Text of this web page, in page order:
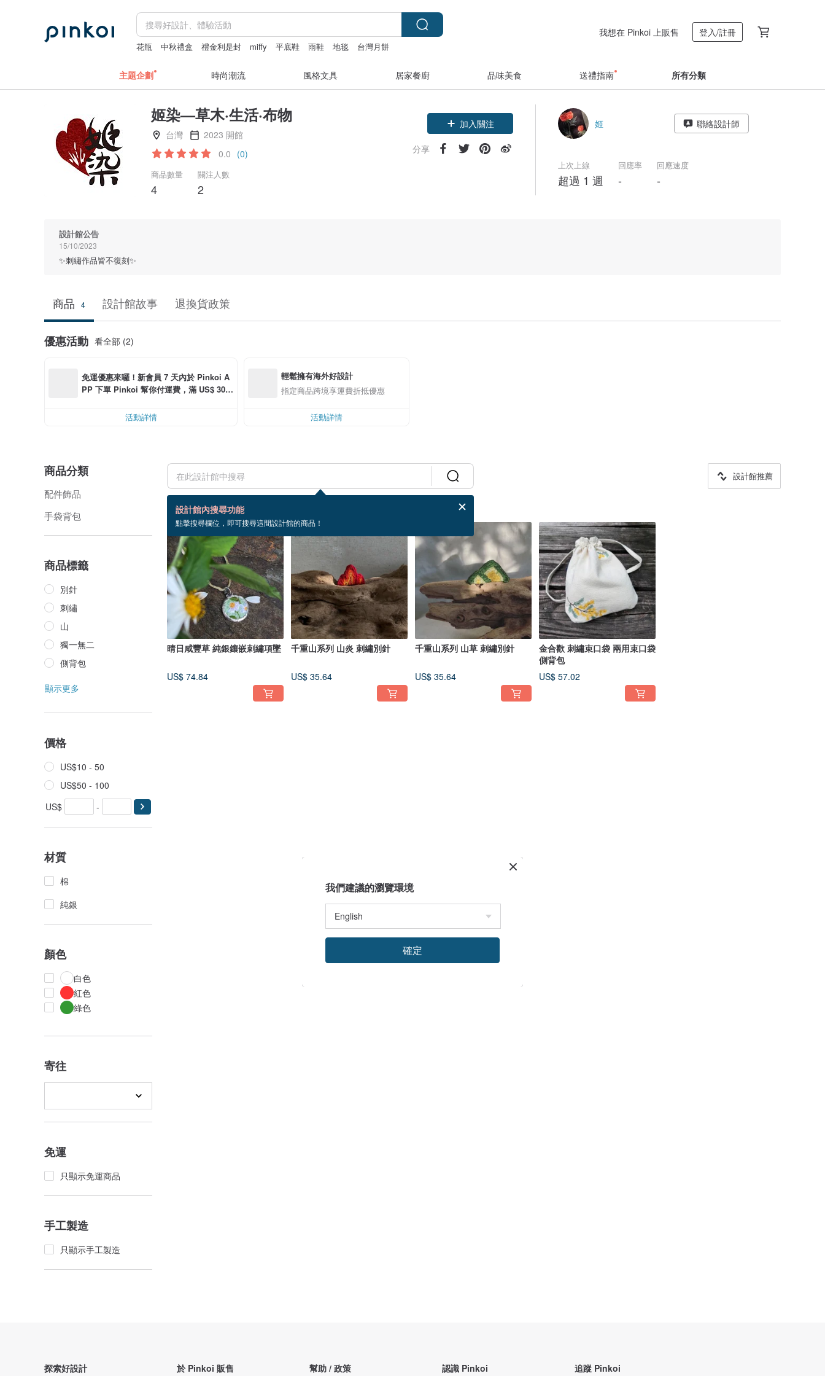
花瓶 中秋禮盒 禮金利是封 miffy 平底鞋 雨鞋 地毯 台灣月餅
我想在 Pinkoi 上販售 登入/註冊
主題企劃 時尚潮流 風格文具 居家餐廚 品味美食 送禮指南 所有分類
姬染—草木·生活·布物
台灣
2023 開館
0.0 (0)
商品數量
4
關注人數
2
加入關注
分享
姬 聯絡設計師
上次上線
超過 1 週
回應率
-
回應速度
-
設計館公告
15/10/2023
✨刺繡作品皆不復刻✨
商品 4 設計館故事 退換貨政策
優惠活動 看全部 (2)
免運優惠來囉！新會員 7 天內於 Pinkoi A
PP 下單 Pinkoi 幫你付運費，滿 US$ 30.0
活動詳情
輕鬆擁有海外好設計
指定商品跨境享運費折抵優惠
活動詳情
商品分類
配件飾品
手袋背包
商品標籤
別針
刺繡
山
獨一無二
側背包
顯示更多
價格
US$10 - 50
US$50 - 100
US$
-
材質
棉
純銀
顏色
白色
紅色
綠色
寄往
免運
只顯示免運商品
手工製造
只顯示手工製造
設計館內搜尋功能
點擊搜尋欄位，即可搜尋這間設計館的商品！
設計館推薦
4 個商品
晴日咸豐草 純銀鑲嵌刺繡項墜
US$ 74.84
千重山系列 山炎 刺繡別針
US$ 35.64
千重山系列 山草 刺繡別針
US$ 35.64
金合歡 刺繡束口袋 兩用束口袋
側背包
US$ 57.02
探索好設計 於 Pinkoi 販售 幫助 / 政策 認識 Pinkoi 追蹤 Pinkoi
我們建議的瀏覽環境
確定